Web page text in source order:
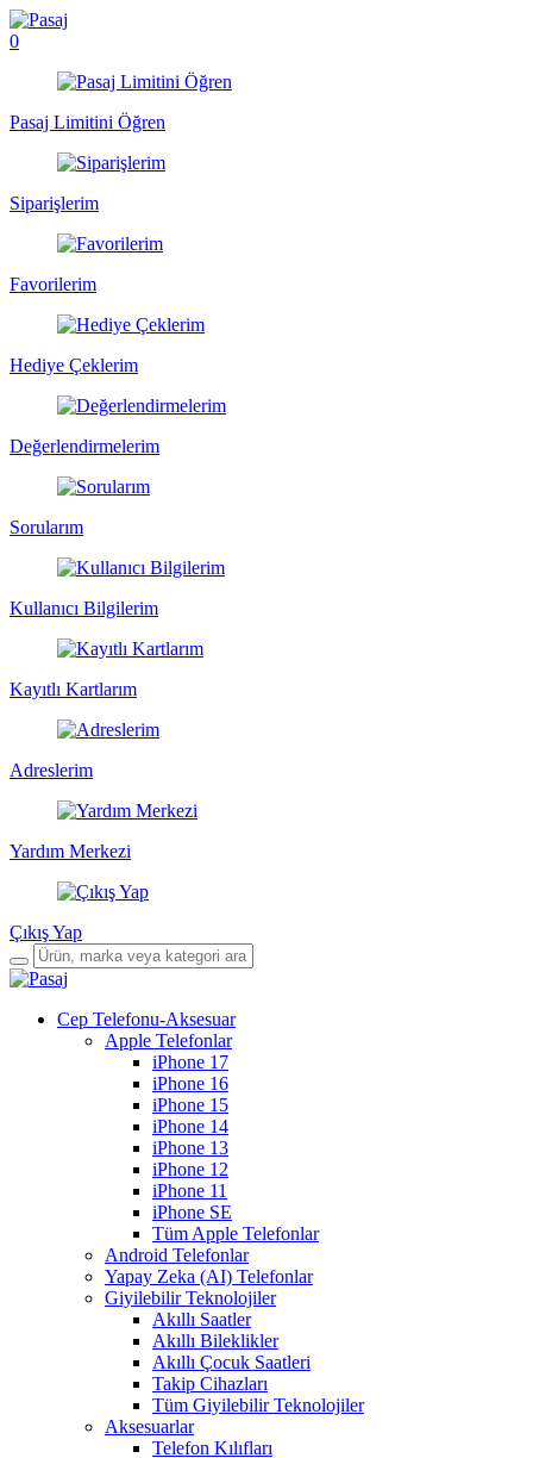
0
Pasaj Limitini Öğren
Siparişlerim
Favorilerim
Hediye Çeklerim
Değerlendirmelerim
Sorularım
Kullanıcı Bilgilerim
Kayıtlı Kartlarım
Adreslerim
Yardım Merkezi
Çıkış Yap
Cep Telefonu-Aksesuar
Apple Telefonlar
iPhone 17
iPhone 16
iPhone 15
iPhone 14
iPhone 13
iPhone 12
iPhone 11
iPhone SE
Tüm Apple Telefonlar
Android Telefonlar
Yapay Zeka (AI) Telefonlar
Giyilebilir Teknolojiler
Akıllı Saatler
Akıllı Bileklikler
Akıllı Çocuk Saatleri
Takip Cihazları
Tüm Giyilebilir Teknolojiler
Aksesuarlar
Telefon Kılıfları